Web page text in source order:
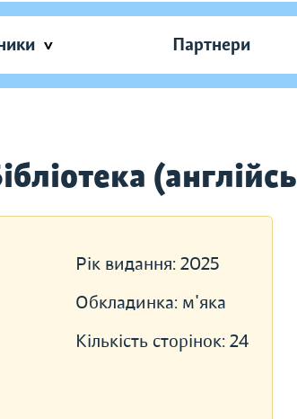
Партнери
Рік видання: 2025
Обкладинка: м'яка
Кількість сторінок: 24